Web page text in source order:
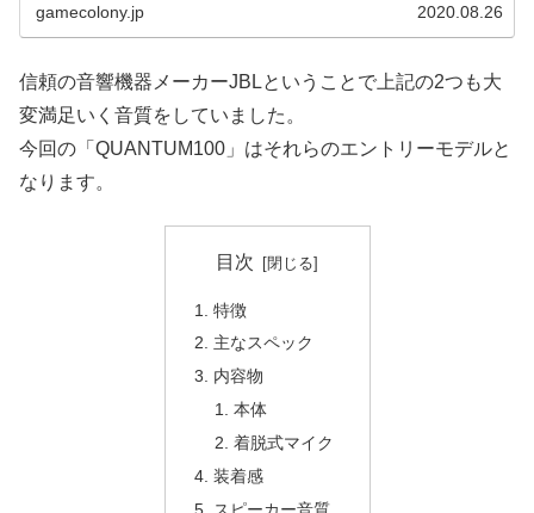
gamecolony.jp 2020.08.26
信頼の音響機器メーカーJBLということで上記の2つも大
変満足いく音質をしていました。
今回の「QUANTUM100」はそれらのエントリーモデルと
なります。
目次
特徴
主なスペック
内容物
本体
着脱式マイク
装着感
スピーカー音質